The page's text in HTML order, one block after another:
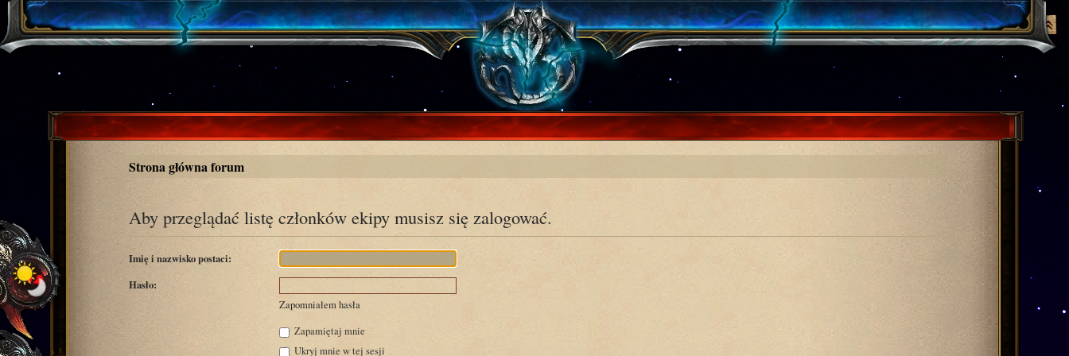
Strona główna forum
Aby przeglądać listę członków ekipy musisz się zalogować.
Imię i nazwisko postaci:
Hasło:
Zapomniałem hasła
Zapamiętaj mnie
Ukryj mnie w tej sesji